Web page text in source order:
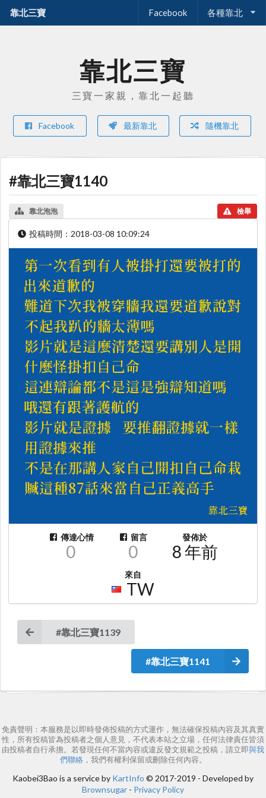
靠北三寶 Facebook 各種靠北
靠北三寶
三寶一家親，靠北一起聽
Facebook 最新靠北 隨機靠北
#靠北三寶1140
靠北泡泡 檢舉
投稿時間： 2018-03-08 10:09:24
傳達心情
0
留言
0
發佈於
8 年前
來自
TW
#靠北三寶1139
#靠北三寶1141
免責聲明：本服務是以即時發佈投稿的方式運作，無法確保投稿內容及其真實
性，所有投稿皆為投稿者之個人意見，不代表本站之立場，任何法律責任皆須
由投稿者自行承擔。若發現任何不當內容或違反發文規範之投稿，請立即與我
們聯絡，我們有權利保留或刪除任何內容。
Kaobei3Bao is a service by KartInfo © 2017-2019 - Developed by
Brownsugar - Privacy Policy